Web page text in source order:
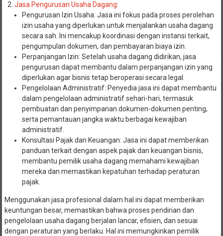
Jasa Pengurusan Usaha Dagang:
Pengurusan Izin Usaha: Jasa ini fokus pada proses perolehan
izin usaha yang diperlukan untuk menjalankan usaha dagang
secara sah. Ini mencakup koordinasi dengan instansi terkait,
pengumpulan dokumen, dan pembayaran biaya izin.
Perpanjangan Izin: Setelah usaha dagang didirikan, jasa
pengurusan dapat membantu dalam perpanjangan izin yang
diperlukan agar bisnis tetap beroperasi secara legal.
Pengelolaan Administratif: Penyedia jasa ini dapat membantu
dalam pengelolaan administratif sehari-hari, termasuk
pembuatan dan penyimpanan dokumen-dokumen penting,
serta pemantauan jangka waktu berbagai kewajiban
administratif.
Konsultasi Pajak dan Keuangan: Jasa ini dapat memberikan
panduan terkait dengan aspek pajak dan keuangan bisnis,
membantu pemilik usaha dagang memahami kewajiban
mereka dan memastikan kepatuhan terhadap peraturan
pajak.
Menggunakan jasa profesional dalam hal ini dapat memberikan
keuntungan besar, memastikan bahwa proses pendirian dan
pengelolaan usaha dagang berjalan lancar, efisien, dan sesuai
dengan peraturan yang berlaku. Hal ini memungkinkan pemilik